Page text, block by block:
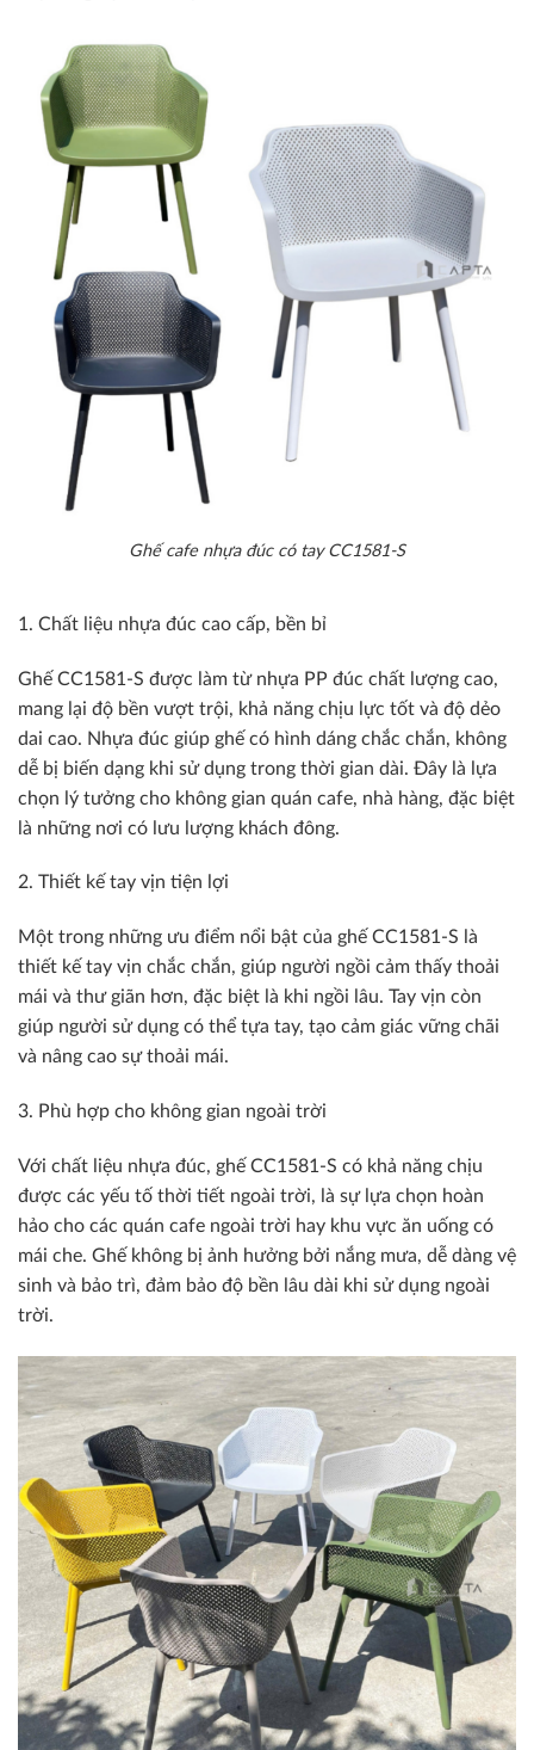
Ghế cafe nhựa đúc có tay CC1581-S
1. Chất liệu nhựa đúc cao cấp, bền bỉ
Ghế CC1581-S được làm từ nhựa PP đúc chất lượng cao,
mang lại độ bền vượt trội, khả năng chịu lực tốt và độ dẻo
dai cao. Nhựa đúc giúp ghế có hình dáng chắc chắn, không
dễ bị biến dạng khi sử dụng trong thời gian dài. Đây là lựa
chọn lý tưởng cho không gian quán cafe, nhà hàng, đặc biệt
là những nơi có lưu lượng khách đông.
2. Thiết kế tay vịn tiện lợi
Một trong những ưu điểm nổi bật của ghế CC1581-S là
thiết kế tay vịn chắc chắn, giúp người ngồi cảm thấy thoải
mái và thư giãn hơn, đặc biệt là khi ngồi lâu. Tay vịn còn
giúp người sử dụng có thể tựa tay, tạo cảm giác vững chãi
và nâng cao sự thoải mái.
3. Phù hợp cho không gian ngoài trời
Với chất liệu nhựa đúc, ghế CC1581-S có khả năng chịu
được các yếu tố thời tiết ngoài trời, là sự lựa chọn hoàn
hảo cho các quán cafe ngoài trời hay khu vực ăn uống có
mái che. Ghế không bị ảnh hưởng bởi nắng mưa, dễ dàng vệ
sinh và bảo trì, đảm bảo độ bền lâu dài khi sử dụng ngoài
trời.